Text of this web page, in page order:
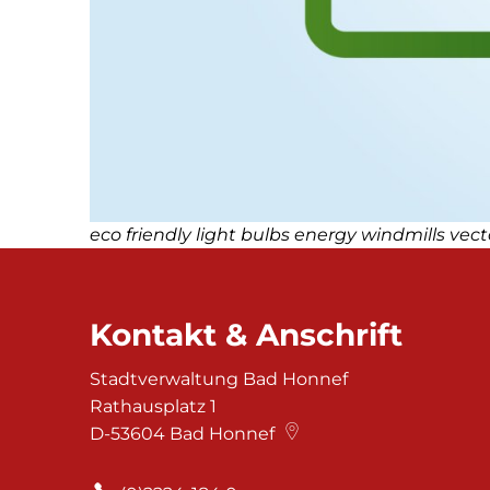
eco friendly light bulbs energy windmills
Kontakt & Anschrift
Stadtverwaltung Bad Honnef
Rathausplatz 1
D-53604 Bad Honnef